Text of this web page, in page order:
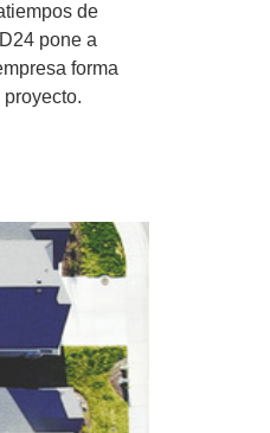
de
pone a
forma